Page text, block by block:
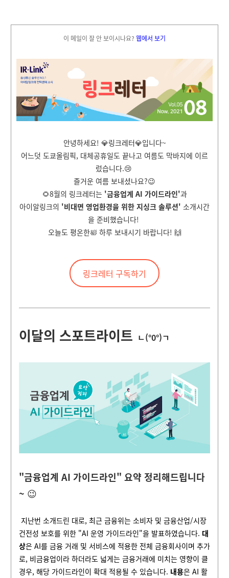
이 메일이 잘 안 보이시나요? 웹에서 보기
안녕하세요! 💎링크레터💎입니다~
어느덧 도쿄올림픽, 대체공휴일도 끝나고 여름도 막바지에 이르
렀습니다.😢
즐거운 여름 보내셨나요?😉
🌻8월의 링크레터는'금융업계 AI 가이드라인'과
아이알링크의 '비대면 영업환경을 위한 지싱크 솔루션' 소개시간
을 준비했습니다!
오늘도 평온한🛀하루 보내시기 바랍니다! 🙌
링크레터 구독하기
이달의 스포트라이트 ㄴ(°0°)ㄱ
"금융업계 AI 가이드라인" 요약 정리해드립니다
~ 😉
지난번 소개드린 대로, 최근 금융위는 소비자 및 금융산업/시장
건전성 보호를 위한 "AI 운영 가이드라인"을 발표하였습니다. 대
상은 AI를 금융 거래 및 서비스에 적용한 전체 금융회사이며 추가
로, 비금융업이라 하더라도 넓게는 금융거래에 미치는 영향이 클
경우, 해당 가이드라인이 확대 적용될 수 있습니다. 내용은 AI 활